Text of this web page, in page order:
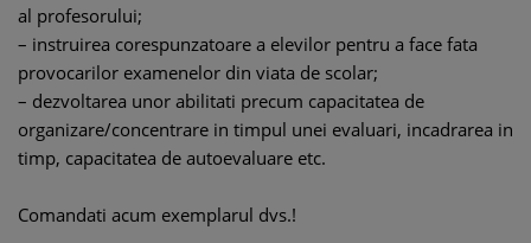
al profesorului;
– instruirea corespunzatoare a elevilor pentru a face fata
provocarilor examenelor din viata de scolar;
– dezvoltarea unor abilitati precum capacitatea de
organizare/concentrare in timpul unei evaluari, incadrarea in
timp, capacitatea de autoevaluare etc.
Comandati acum exemplarul dvs.!